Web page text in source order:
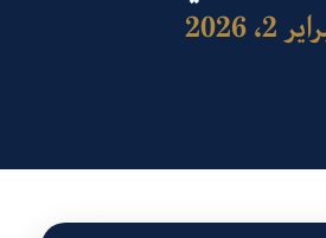
2، 2026